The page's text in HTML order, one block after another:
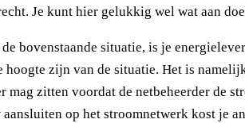
Je kunt hier gelukkig wel wat aan
bovenstaande situatie, is je
zijn van de situatie. Het is
mag zitten voordat de netbeheerder de
op het stroomnetwerk kost je